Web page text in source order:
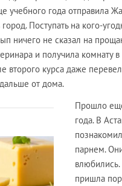
учебного года отправила
Поступать на кого-
ничего не сказал на
и получила комнату в
второго курса даже
от дома.
Прошло
года. В
парнем.
влюбились.
пришла